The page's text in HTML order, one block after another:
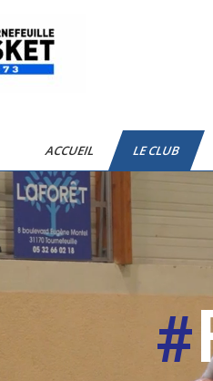
ACCUEIL LE CLUB
#